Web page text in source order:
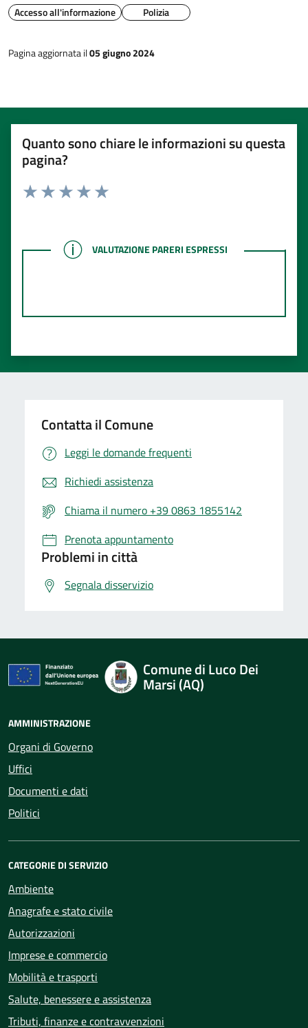
Accesso all'informazione Polizia
Pagina aggiornata il05 giugno 2024
Quanto sono chiare le informazioni su questa
pagina?
Rating:
VALUTAZIONE PARERI ESPRESSI
VALUTAZIONE PARERI ESPRESSI
Contatta il Comune
Leggi le domande frequenti
Richiedi assistenza
Chiama il numero +39 0863 1855142
Prenota appuntamento
Problemi in città
Segnala disservizio
Comune di Luco Dei
Marsi (AQ)
AMMINISTRAZIONE
Organi di Governo
Uffici
Documenti e dati
Politici
CATEGORIE DI SERVIZIO
Ambiente
Anagrafe e stato civile
Autorizzazioni
Imprese e commercio
Mobilità e trasporti
Salute, benessere e assistenza
Tributi, finanze e contravvenzioni